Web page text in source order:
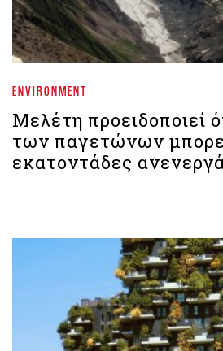
ENVIRONMENT
Μελέτη προειδοποιεί
των παγετώνων
εκατοντάδες